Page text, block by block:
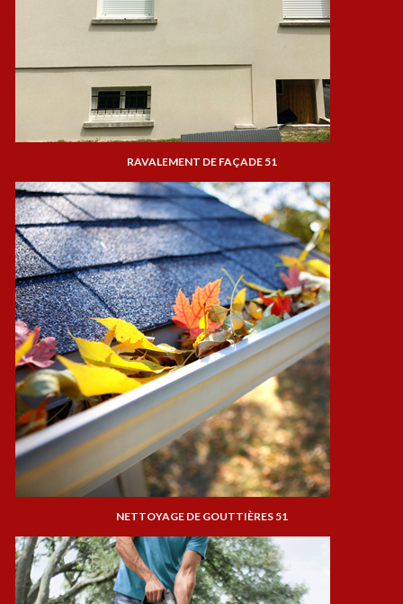
RAVALEMENT DE FAÇADE 51
NETTOYAGE DE GOUTTIÈRES 51